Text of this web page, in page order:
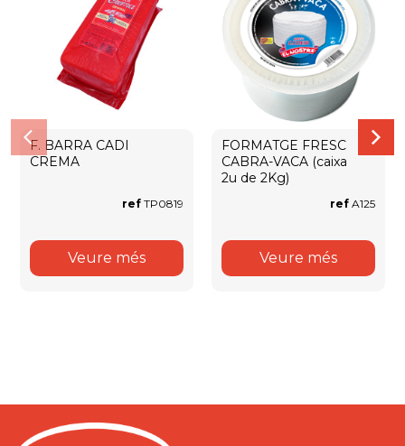
F. BARRA CADI
CREMA
refTP0819
Veure més
FORMATGE FRESC
CABRA-VACA (caixa
2u de 2Kg)
refA125
Veure més